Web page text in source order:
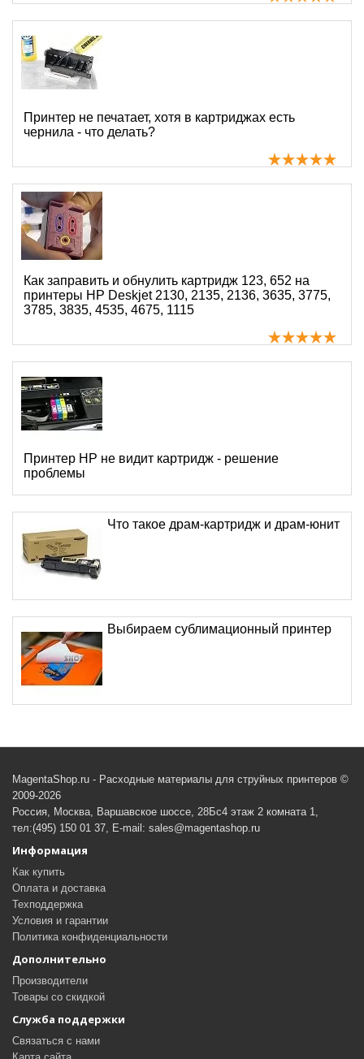
Принтер не печатает, хотя в картриджах есть
чернила - что делать?
Как заправить и обнулить картридж 123, 652 на
принтеры HP Deskjet 2130, 2135, 2136, 3635, 3775,
3785, 3835, 4535, 4675, 1115
Принтер HP не видит картридж - решение
проблемы
Что такое драм-картридж и драм-юнит
Выбираем сублимационный принтер
MagentaShop.ru - Расходные материалы для струйных принтеров ©
2009-2026
Россия, Москва, Варшавское шоссе, 28Бс4 этаж 2 комната 1,
тел:(495) 150 01 37, E-mail: sales@magentashop.ru
Информация
Как купить
Оплата и доставка
Техподдержка
Условия и гарантии
Политика конфиденциальности
Дополнительно
Производители
Товары со скидкой
Служба поддержки
Связаться с нами